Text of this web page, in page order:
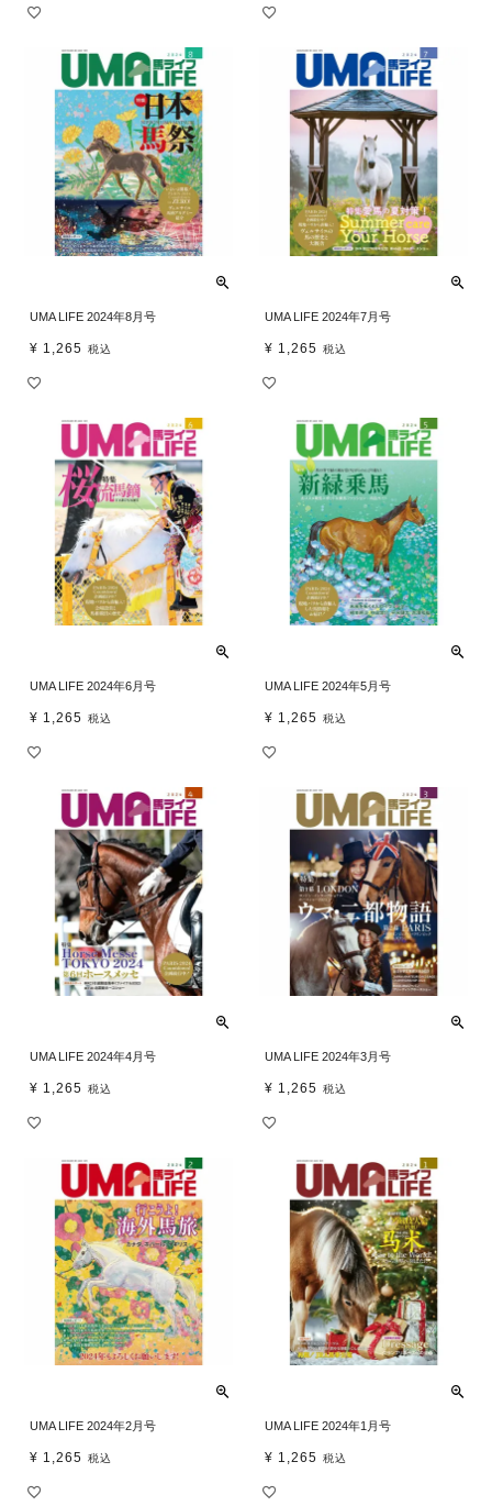
UMA LIFE 2024年8月号
¥ 1,265 税込
UMA LIFE 2024年7月号
¥ 1,265 税込
UMA LIFE 2024年6月号
¥ 1,265 税込
UMA LIFE 2024年5月号
¥ 1,265 税込
UMA LIFE 2024年4月号
¥ 1,265 税込
UMA LIFE 2024年3月号
¥ 1,265 税込
UMA LIFE 2024年2月号
¥ 1,265 税込
UMA LIFE 2024年1月号
¥ 1,265 税込